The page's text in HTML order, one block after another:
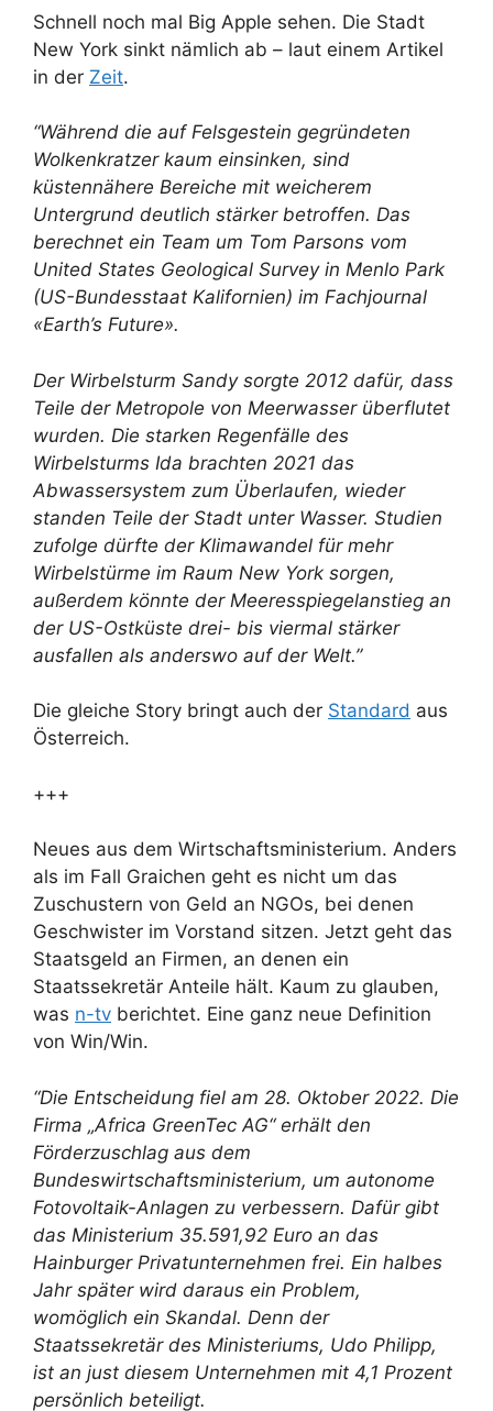
Schnell noch mal Big Apple sehen. Die Stadt
New York sinkt nämlich ab – laut einem Artikel
in der Zeit.
“Während die auf Felsgestein gegründeten
Wolkenkratzer kaum einsinken, sind
küstennähere Bereiche mit weicherem
Untergrund deutlich stärker betroffen. Das
berechnet ein Team um Tom Parsons vom
United States Geological Survey in Menlo Park
(US-Bundesstaat Kalifornien) im Fachjournal
«Earth’s Future».
Der Wirbelsturm Sandy sorgte 2012 dafür, dass
Teile der Metropole von Meerwasser überflutet
wurden. Die starken Regenfälle des
Wirbelsturms Ida brachten 2021 das
Abwassersystem zum Überlaufen, wieder
standen Teile der Stadt unter Wasser. Studien
zufolge dürfte der Klimawandel für mehr
Wirbelstürme im Raum New York sorgen,
außerdem könnte der Meeresspiegelanstieg an
der US-Ostküste drei- bis viermal stärker
ausfallen als anderswo auf der Welt.”
Die gleiche Story bringt auch der Standard aus
Österreich.
+++
Neues aus dem Wirtschaftsministerium. Anders
als im Fall Graichen geht es nicht um das
Zuschustern von Geld an NGOs, bei denen
Geschwister im Vorstand sitzen. Jetzt geht das
Staatsgeld an Firmen, an denen ein
Staatssekretär Anteile hält. Kaum zu glauben,
was n-tv berichtet. Eine ganz neue Definition
von Win/Win.
“Die Entscheidung fiel am 28. Oktober 2022. Die
Firma „Africa GreenTec AG“ erhält den
Förderzuschlag aus dem
Bundeswirtschaftsministerium, um autonome
Fotovoltaik-Anlagen zu verbessern. Dafür gibt
das Ministerium 35.591,92 Euro an das
Hainburger Privatunternehmen frei. Ein halbes
Jahr später wird daraus ein Problem,
womöglich ein Skandal. Denn der
Staatssekretär des Ministeriums, Udo Philipp,
ist an just diesem Unternehmen mit 4,1 Prozent
persönlich beteiligt.